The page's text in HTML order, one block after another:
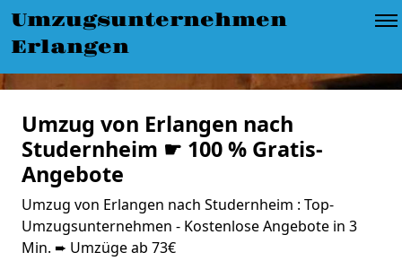
Umzugsunternehmen
Erlangen
Umzug von Erlangen nach
Studernheim ☛ 100 % Gratis-
Angebote
Umzug von Erlangen nach Studernheim : Top-
Umzugsunternehmen - Kostenlose Angebote in 3
Min. ➨ Umzüge ab 73€